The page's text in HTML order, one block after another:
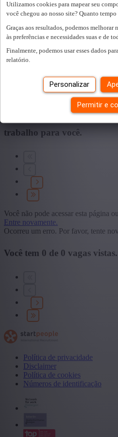
Utilizamos cookies para mapear seu
você chegou ao nosso site? Quanto
Graças aos resultados, podemos melhorar
às preferências e necessidades suas e de
Finalmente, podemos usar esses dados
relatório.
Personalizar
Permitir e
Sector
+ Mostrar mais
- Mostrar menos
Educação
+ Mostrar mais
+ Mostrar mais - Mostrar menos
vagas para
trabalho para você.
Você não pode acessar esta página
Entre novamente.
Ocorreu um erro. Por favor, tente
Você tem 0 de 0 vagas vistas.
Política de privacidade
Disclaimer
Política de cookies
Números de identificação